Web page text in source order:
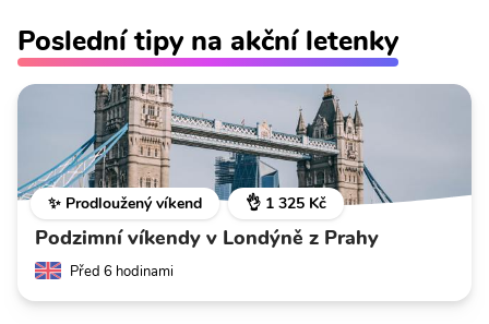
Poslední tipy na akční letenky
✨ Prodloužený víkend 👌 1 325 Kč
Podzimní víkendy v Londýně z Prahy
Před 6 hodinami